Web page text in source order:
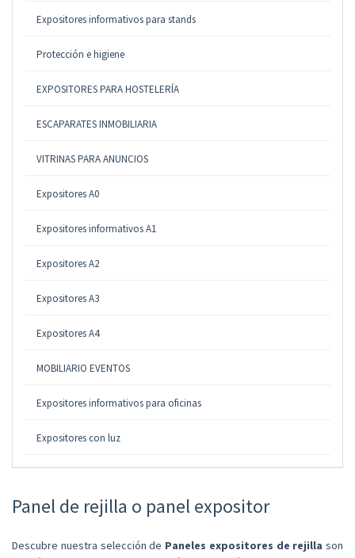
Expositores informativos para stands
Protección e higiene
EXPOSITORES PARA HOSTELERÍA
ESCAPARATES INMOBILIARIA
VITRINAS PARA ANUNCIOS
Expositores A0
Expositores informativos A1
Expositores A2
Expositores A3
Expositores A4
MOBILIARIO EVENTOS
Expositores informativos para oficinas
Expositores con luz
Panel de rejilla o panel expositor
Descubre nuestra selección de Paneles expositores de rejilla son